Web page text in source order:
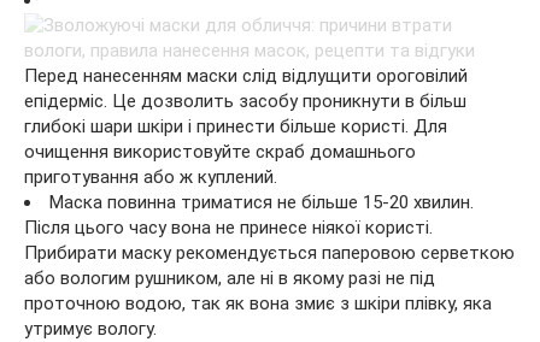
Перед нанесенням маски слід відлущити ороговілий
епідерміс. Це дозволить засобу проникнути в більш
глибокі шари шкіри і принести більше користі. Для
очищення використовуйте скраб домашнього
приготування або ж куплений.
Маска повинна триматися не більше 15-20 хвилин.
Після цього часу вона не принесе ніякої користі.
Прибирати маску рекомендується паперовою серветкою
або вологим рушником, але ні в якому разі не під
проточною водою, так як вона змиє з шкіри плівку, яка
утримує вологу.